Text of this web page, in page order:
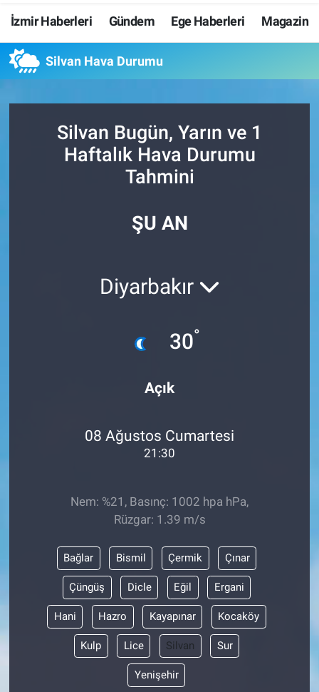
İzmir Haberleri Gündem Ege Haberleri Magazin
Silvan Hava Durumu
Silvan Bugün, Yarın ve 1
Haftalık Hava Durumu
Tahmini
ŞU AN
Diyarbakır
30°
Açık
08 Ağustos Cumartesi
21:30
Nem: %21, Basınç: 1002 hpa hPa,
Rüzgar: 1.39 m/s
Bağlar Bismil Çermik Çınar
Çüngüş Dicle Eğil Ergani
Hani Hazro Kayapınar Kocaköy
Kulp Lice Silvan Sur
Yenişehir
Resmi İlanlar
Resmi Reklam